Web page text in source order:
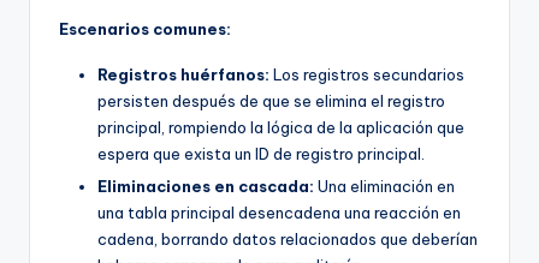
Escenarios comunes:
Registros huérfanos: Los registros secundarios
persisten después de que se elimina el registro
principal, rompiendo la lógica de la aplicación que
espera que exista un ID de registro principal.
Eliminaciones en cascada: Una eliminación en
una tabla principal desencadena una reacción en
cadena, borrando datos relacionados que deberían